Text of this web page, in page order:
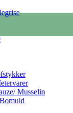
Musselin